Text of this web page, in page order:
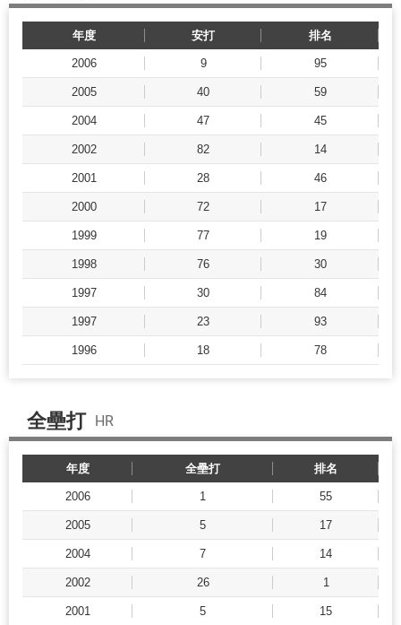
年度 安打 排名
2006 9 95
2005 40 59
2004 47 45
2002 82 14
2001 28 46
2000 72 17
1999 77 19
1998 76 30
1997 30 84
1997 23 93
1996 18 78
全壘打 HR
年度 全壘打 排名
2006 1 55
2005 5 17
2004 7 14
2002 26 1
2001 5 15